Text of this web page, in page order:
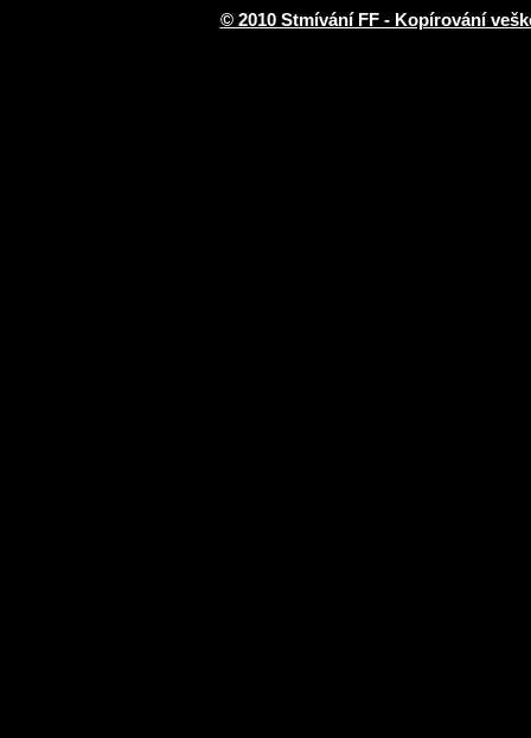
© 2010 Stmívání FF - Kopírování